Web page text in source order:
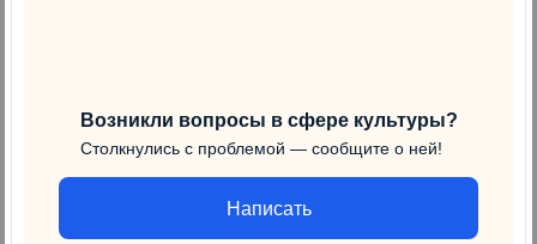
Возникли вопросы в сфере культуры?
Столкнулись с проблемой — сообщите о ней!
Написать